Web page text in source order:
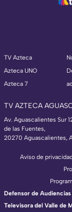
TV Azteca
Azteca UNO
Azteca 7
TV AZTECA
Av. Aguascalientes Sur
de las Fuentes,
20270 Aguascalientes,
Aviso de
Defensor de
Televisora del Valle de